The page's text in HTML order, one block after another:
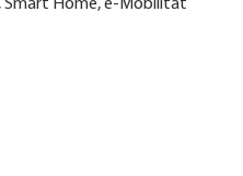
Smart Home, e-Mobilität